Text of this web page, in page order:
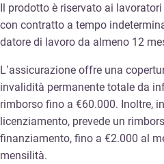
Il prodotto è riservato ai
con contratto a tempo
datore di lavoro da almeno 12
L’assicurazione offre una
invalidità permanente totale da
rimborso fino a €60.000. Inoltre,
licenziamento, prevede un
finanziamento, fino a €2.000 al
mensilità.